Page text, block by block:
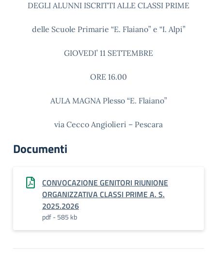
DEGLI ALUNNI ISCRITTI ALLE CLASSI PRIME
delle Scuole Primarie “E. Flaiano” e “I. Alpi”
GIOVEDI’ 11 SETTEMBRE
ORE 16.00
AULA MAGNA Plesso “E. Flaiano”
via Cecco Angiolieri – Pescara
Documenti
CONVOCAZIONE GENITORI RIUNIONE
ORGANIZZATIVA CLASSI PRIME A. S.
2025.2026
pdf - 585 kb